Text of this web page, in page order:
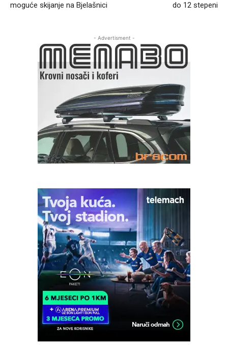
moguće skijanje na Bjelašnici
do 12 stepeni
- Advertisment -